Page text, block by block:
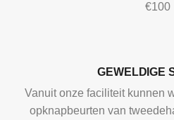
€100
GEWELDIGE
Vanuit onze faciliteit kunnen
opknapbeurten van